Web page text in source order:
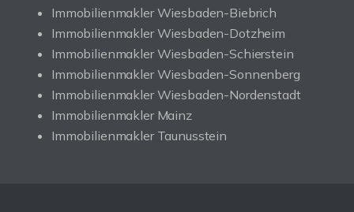
Immobilienmakler Wiesbaden-Biebrich
Immobilienmakler Wiesbaden-Dotzheim
Immobilienmakler Wiesbaden-Schierstein
Immobilienmakler Wiesbaden-Sonnenberg
Immobilienmakler Wiesbaden-Nordenstadt
Immobilienmakler Mainz
Immobilienmakler Taunusstein